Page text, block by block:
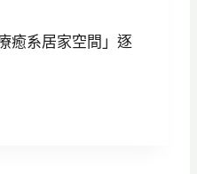
癒系居家空間」逐